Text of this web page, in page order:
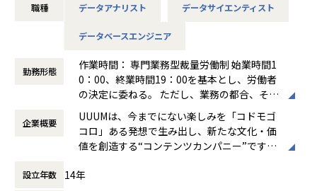
級のクリエイターのデータベースを構築しています。
現在UUUMは2つの事業で形成されいます。
創造活動や収益安定化を仕組み化しクリエイターへ価値提供
する「インフルエンサーギャラクシー事業」、もう1つは、
いわゆる広告案件と言われておりますがUUUMのお客様とな
る企業様におけるブランド認知や商品購買などのマーケティ
ング活動を支援するために、保有するクリエイターのデータ
ベースや公開された動画コンテンツ等の内容や文脈まで分析
「コンテクスト・ドリブン・マーケティング事業」、この2
職種 データアナリスト データサイエンティスト
データベースエンジニア
勤務形態
作業時間： 専門業務型裁量労働制 始業時間1
0：00、終業時間19：00を基本とし、労働者
の決定に委ねる。 ただし、業務の都合、その
他自己の裁量により勤務時間を変更できるも
のとする。 【休憩時間】1時間 【みなし労働
時間】9時間45分
働き方： 裁量労働制
時間外労働の有無： 有（月平均20時間）
休憩時間： 60分
企業概要
UUUMは、今までにない楽しみを「コドモゴ
コロ」ある発想で生み出し、新たな文化・価
値を創造する“コンテンツカンパニー”です。
クリエイターへの動画撮影・編集サポートだ
設立年数 14年